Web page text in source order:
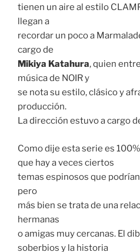
tienen un aire al estilo
llegan a
recordar un poco a
cargo de
Mikiya Katahura, quien
música de NOIR y
se nota su estilo, clásico y
producción.
La dirección estuvo a cargo
Como dije esta serie es
que hay a veces ciertos
temas espinosos que
pero
más bien se trata de una
hermanas
o amigas muy cercanas. El
soberbios y la historia